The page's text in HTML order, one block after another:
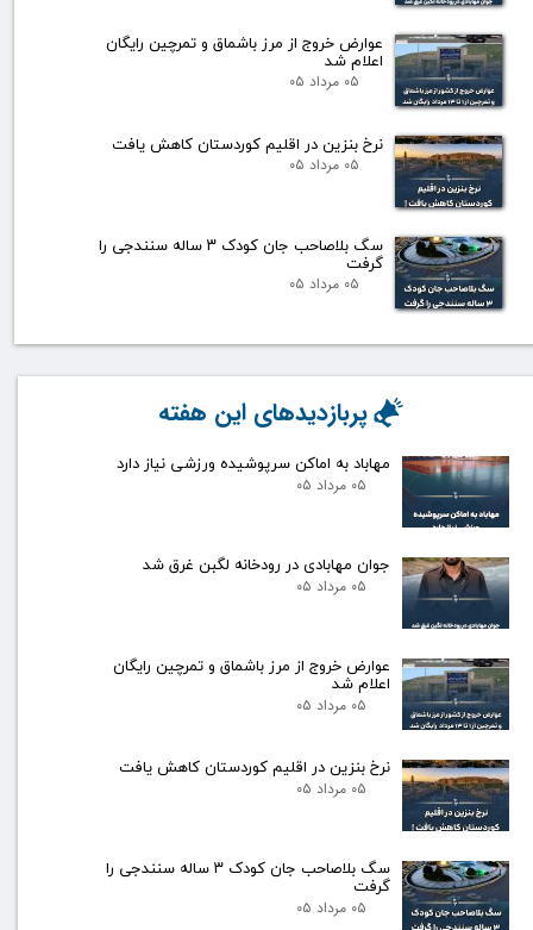
عوارض خروج از مرز باشماق و تمرچین رایگان
اعلام شد
۰۵ مرداد ۰۵
نرخ بنزین در اقلیم کوردستان کاهش یافت
۰۵ مرداد ۰۵
سگ بلاصاحب جان کودک ۳ ساله سنندجی را
گرفت
۰۵ مرداد ۰۵
مهاباد به اماکن سرپوشیده ورزشی نیاز دارد
۰۵ مرداد ۰۵
جوان مهابادی در رودخانه لگبن غرق شد
۰۵ مرداد ۰۵
عوارض خروج از مرز باشماق و تمرچین رایگان
اعلام شد
۰۵ مرداد ۰۵
نرخ بنزین در اقلیم کوردستان کاهش یافت
۰۵ مرداد ۰۵
سگ بلاصاحب جان کودک ۳ ساله سنندجی را
گرفت
۰۵ مرداد ۰۵
پربازدیدهای این هفته